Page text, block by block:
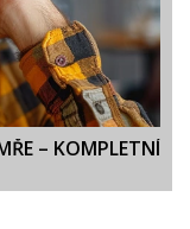
– KOMPLETNÍ